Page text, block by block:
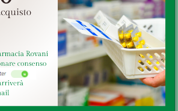
ricetta
AMMONIUM
MURIATICUM*030LM PL
€ 24,10
Farmaco senza obbligo di ricetta
ACQUISTA